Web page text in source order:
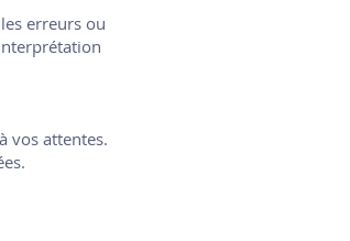
erreurs ou
vos attentes.